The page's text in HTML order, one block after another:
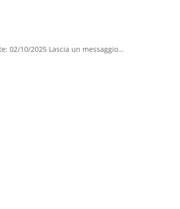
02/10/2025 Lascia un messaggio…